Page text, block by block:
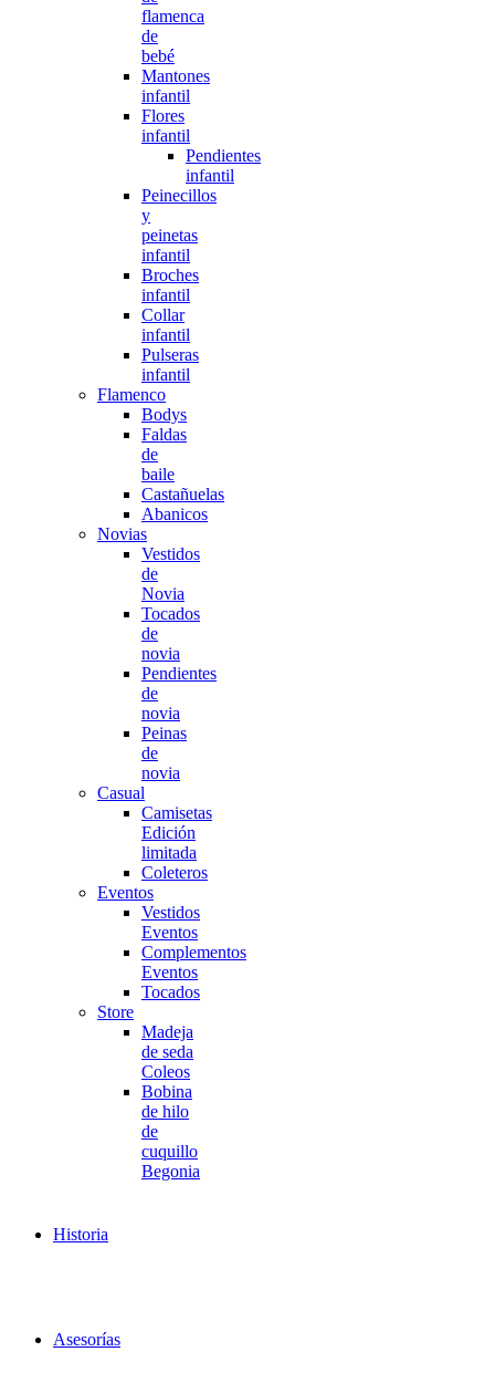
flamenca
de
bebé
Mantones
infantil
Flores
infantil
Pendientes
infantil
Peinecillos
y
peinetas
infantil
Broches
infantil
Collar
infantil
Pulseras
infantil
Flamenco
Bodys
Faldas
de
baile
Castañuelas
Abanicos
Novias
Vestidos
de
Novia
Tocados
de
novia
Pendientes
de
novia
Peinas
de
novia
Casual
Camisetas
Edición
limitada
Coleteros
Eventos
Vestidos
Eventos
Complementos
Eventos
Tocados
Store
Madeja
de seda
Coleos
Bobina
de hilo
de
cuquillo
Begonia
Historia
Asesorías